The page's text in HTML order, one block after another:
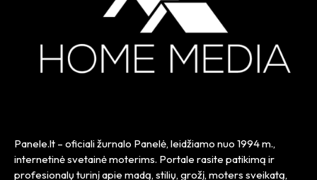
Panele.lt – oficiali žurnalo Panelė, leidžiamo nuo 1994 m.,
internetinė svetainė moterims. Portale rasite patikimą ir
profesionalų turinį apie madą, stilių, grožį, moters sveikatą,